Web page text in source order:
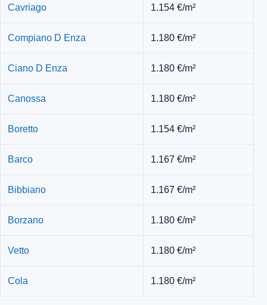
Cavriago 1.154 €/m²
Compiano D Enza 1.180 €/m²
Ciano D Enza 1.180 €/m²
Canossa 1.180 €/m²
Boretto 1.154 €/m²
Barco 1.167 €/m²
Bibbiano 1.167 €/m²
Borzano 1.180 €/m²
Vetto 1.180 €/m²
Cola 1.180 €/m²